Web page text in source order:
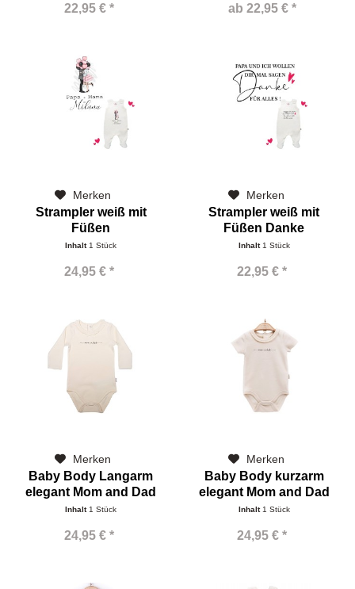
22,95 € * ab 22,95 € *
Merken
Strampler weiß mit
Füßen
Papa+Mama=Name
Inhalt1 Stück
24,95 € *
Merken
Strampler weiß mit
Füßen Danke
Inhalt1 Stück
22,95 € *
Merken
Baby Body Langarm
elegant Mom and Dad
Inhalt 1 Stück
24,95 € *
Merken
Baby Body kurzarm
elegant Mom and Dad
Inhalt 1 Stück
24,95 € *